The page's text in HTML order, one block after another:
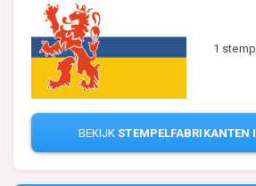
1
BEKIJK STEMPELFABRIKANTEN